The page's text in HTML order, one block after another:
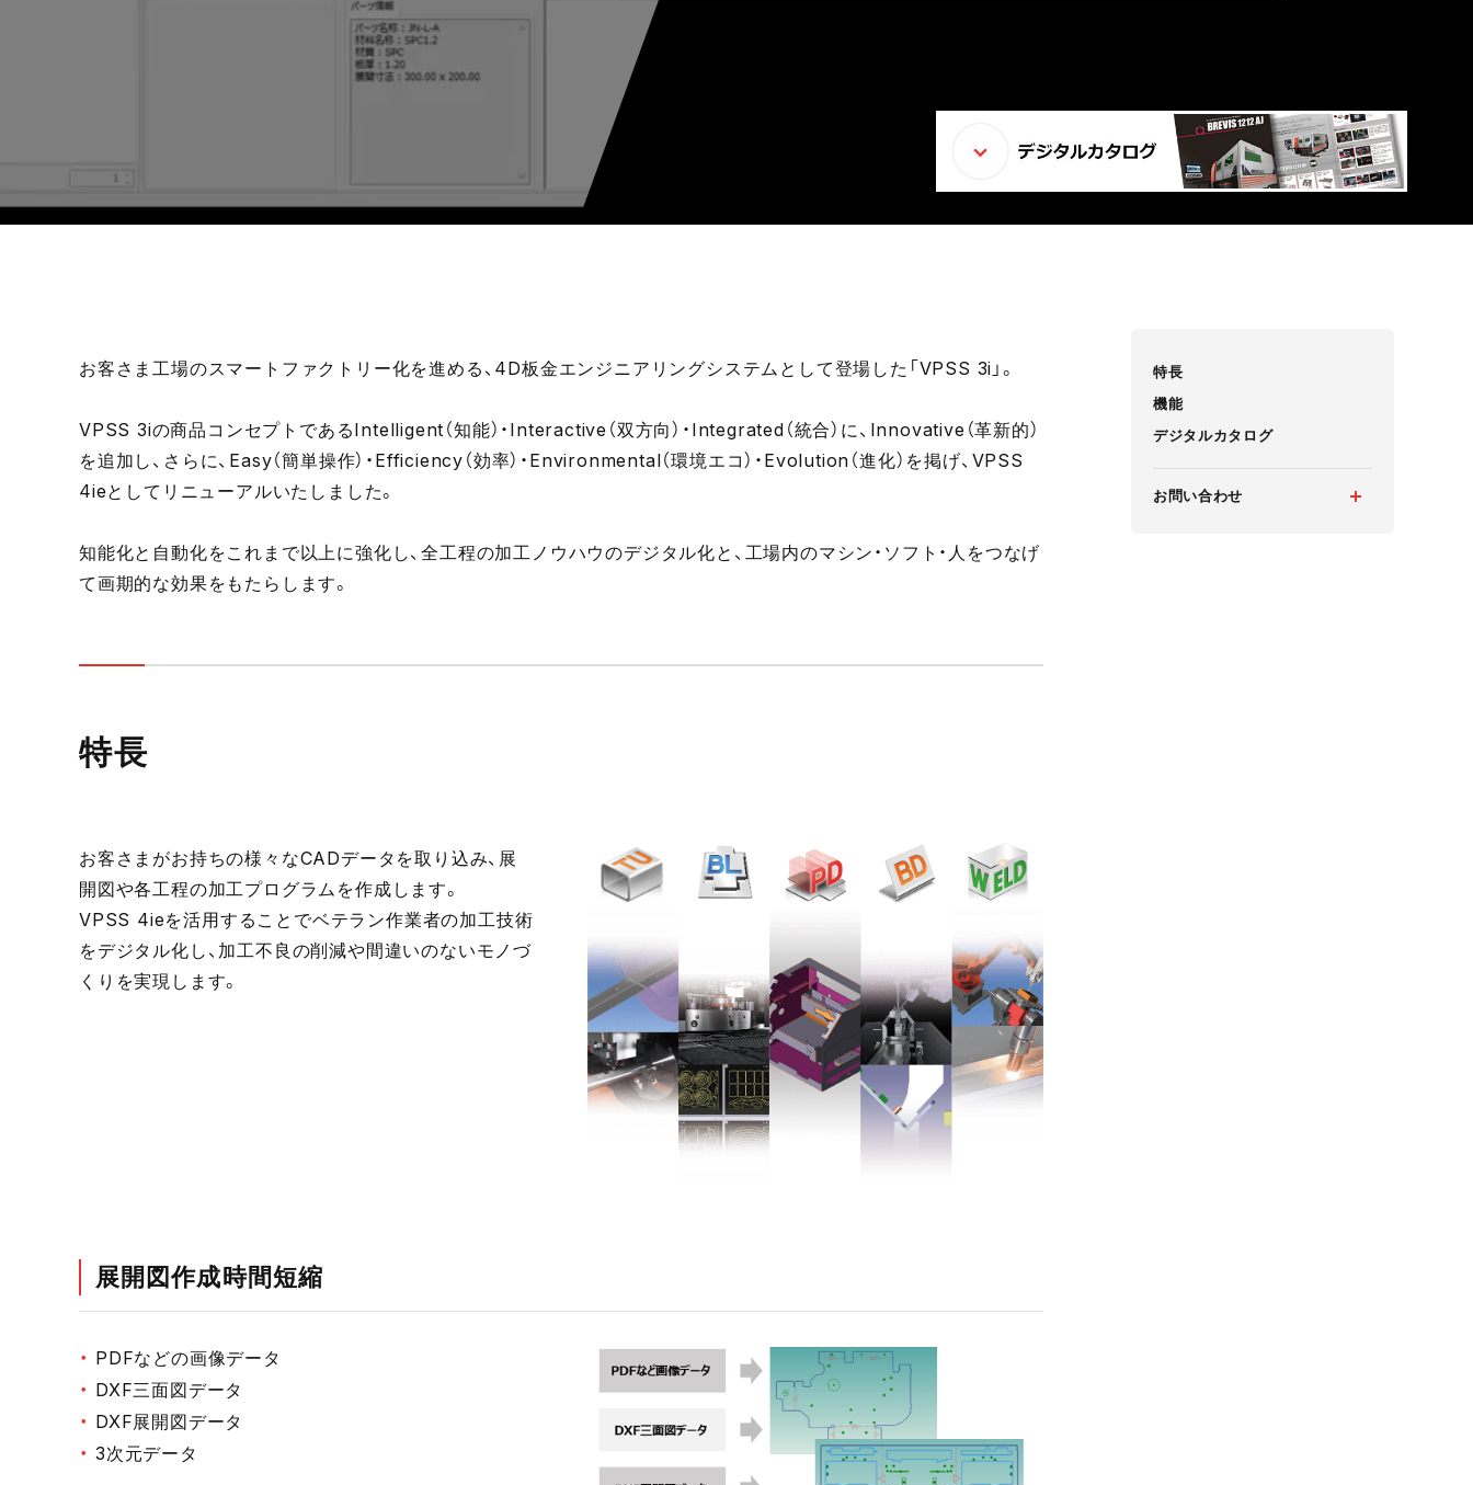
お客さま工場のスマートファクトリー化を進める、4D板金エンジニアリングシステムとして登場した「VPSS 3i」。
VPSS 3iの商品コンセプトであるIntelligent（知能）・Interactive（双方向）・Integrated（統合）に、Innovative（革新的）
を追加し、さらに、Easy（簡単操作）・Efficiency（効率）・Environmental（環境エコ）・Evolution（進化）を掲げ、VPSS
4ieとしてリニューアルいたしました。
知能化と自動化をこれまで以上に強化し、全工程の加工ノウハウのデジタル化と、工場内のマシン・ソフト・人をつなげ
て画期的な効果をもたらします。
特長
お客さまがお持ちの様々なCADデータを取り込み、展
開図や各工程の加工プログラムを作成します。
VPSS 4ieを活用することでベテラン作業者の加工技術
をデジタル化し、加工不良の削減や間違いのないモノづ
くりを実現します。
展開図作成時間短縮
PDFなどの画像データ
DXF三面図データ
DXF展開図データ
3次元データ
特長
機能
デジタルカタログ
お問い合わせ